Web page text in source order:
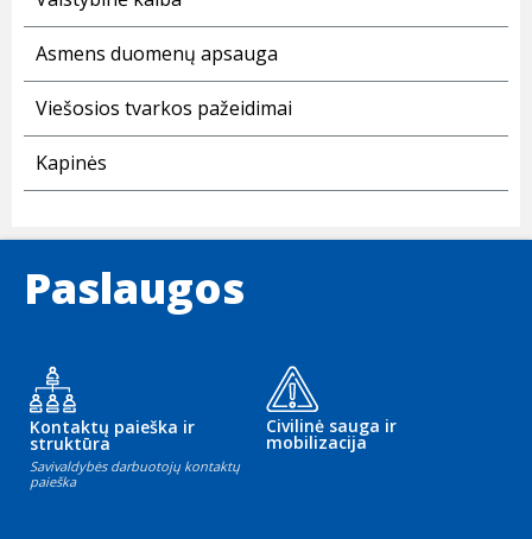
Asmens duomenų apsauga
Viešosios tvarkos pažeidimai
Kapinės
Paslaugos
Kontaktų paieška ir
struktūra
Savivaldybės darbuotojų kontaktų
paieška
Civilinė sauga ir
mobilizacija